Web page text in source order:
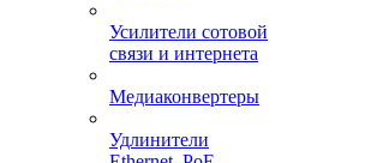
Усилители сотовой
связи и интернета
Медиаконвертеры
Удлинители